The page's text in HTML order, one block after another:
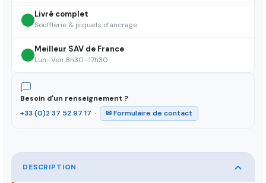
Livré complet
Soufflerie & piquets d'ancrage
Meilleur SAV de France
Lun–Ven 8h30–17h30
Besoin d'un renseignement ?
+33 (0)2 37 52 97 17 · ✉ Formulaire de contact
DESCRIPTION